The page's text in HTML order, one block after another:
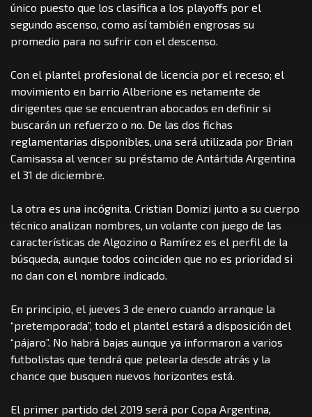
único puesto que los clasifica a los playoffs por el
segundo ascenso, como así también engrosas su
promedio para no sufrir con el descenso.
Con el plantel profesional de licencia por el receso; el
movimiento en barrio Alberione es netamente de
dirigentes que se encuentran abocados en definir si
buscarán un refuerzo o no. De las dos fichas
reglamentarias disponibles, una será utilizada por Brian
Camisassa al vencer su préstamo de Antártida Argentina
el 31 de diciembre.
La otra es una incógnita. Cristian Domizi junto a su cuerpo
técnico analizan nombres, un volante con juego de las
características de Algozino o Ramírez es el perfil de la
búsqueda, aunque todos coinciden que no es prioridad si
no dan con el nombre indicado.
En principio, el jueves 3 de enero cuando arranque la
“pretemporada”, todo el plantel estará a disposición del
“pájaro”. No habrá bajas aunque ya informaron a varios
futbolistas que tendrá que pelearla desde atrás y la
chance que busquen nuevos horizontes está.
El primer partido del 2019 será por Copa Argentina,